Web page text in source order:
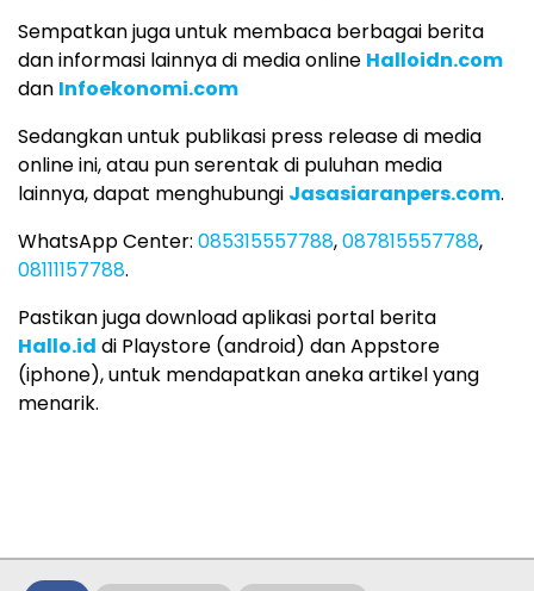
Sempatkan juga untuk membaca berbagai berita
dan informasi lainnya di media online Halloidn.com
dan Infoekonomi.com
Sedangkan untuk publikasi press release di media
online ini, atau pun serentak di puluhan media
lainnya, dapat menghubungi Jasasiaranpers.com.
WhatsApp Center: 085315557788,087815557788,
08111157788.
Pastikan juga download aplikasi portal berita
Hallo.id di Playstore (android) dan Appstore
(iphone), untuk mendapatkan aneka artikel yang
menarik.